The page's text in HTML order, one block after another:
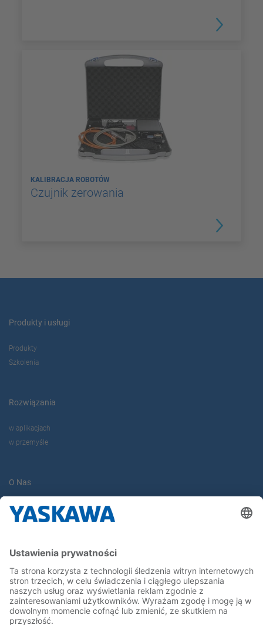
KALIBRACJA ROBOTÓW
Czujnik zerowania
Produkty i usługi
Produkty
Szkolenia
Rozwiązania
w aplikacjach
w przemyśle
O Nas
Yaskawa Europe Gmbh
Yaskawa Polska
Kariera